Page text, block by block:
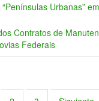
Urbanas”
Contratos de
Federais